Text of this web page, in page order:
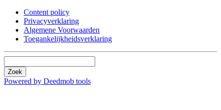
Content policy
Privacyverklaring
Algemene Voorwaarden
Toegankelijkheidsverklaring
Zoek
Powered by Deedmob tools